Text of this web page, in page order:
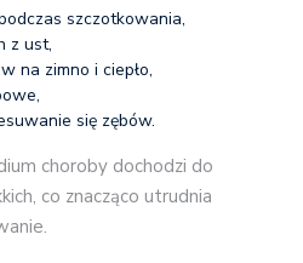
szczotkowania,
z ust,
na zimno i ciepło,
się zębów.
choroby dochodzi do
co znacząco utrudnia